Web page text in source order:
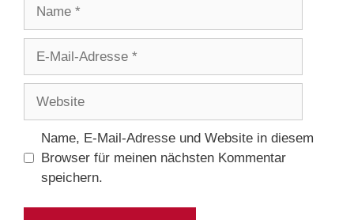
Adresse
Name, E-Mail-Adresse und Website in diesem
Browser für meinen nächsten Kommentar
speichern.